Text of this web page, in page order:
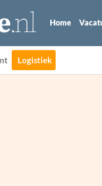
Home
Logistiek